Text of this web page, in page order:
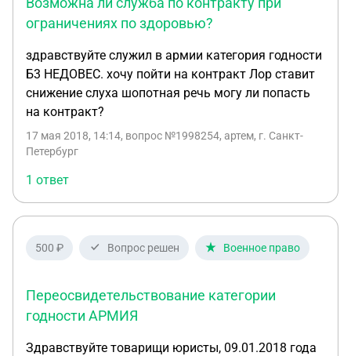
проходил службу, при этом про категорию Д нигде
ограничениях по здоровью?
здравствуйте служил в армии категория годности
Б3 НЕДОВЕС. хочу пойти на контракт Лор ставит
снижение слуха шопотная речь могу ли попасть
на контракт?
17 мая 2018, 14:14, вопрос №1998254, артем, г. Санкт-
Петербург
1 ответ
500 ₽ Вопрос решен Военное право
Переосвидетельствование категории
годности АРМИЯ
Здравствуйте товарищи юристы, 09.01.2018 года